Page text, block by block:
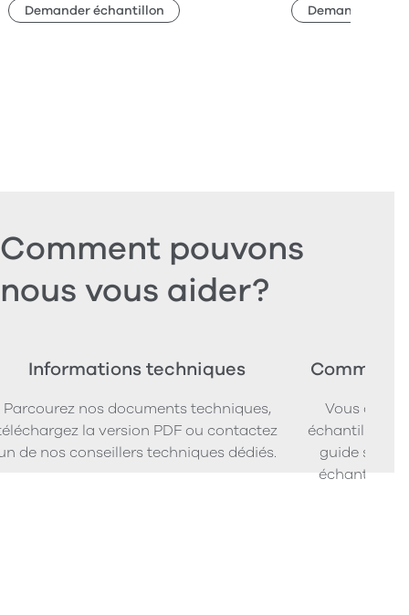
Demander échantillon Demander
Comment pouvons
nous vous aider?
Informations techniques
Parcourez nos documents techniques,
la version PDF ou contactez
de nos conseillers techniques dédiés.
Vous
échantillons
guide